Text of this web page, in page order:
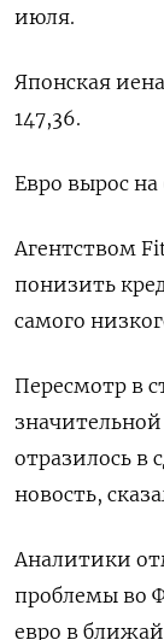
июля.
Японская
147,36.
Евро вырос на
Агентством
понизить
самого
Пересмотр в
отразилось в
новость,
Аналитики
проблемы во
евро в